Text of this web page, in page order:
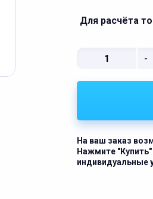
Для расчёта
-
На ваш заказ
Нажмите
индивидуальные